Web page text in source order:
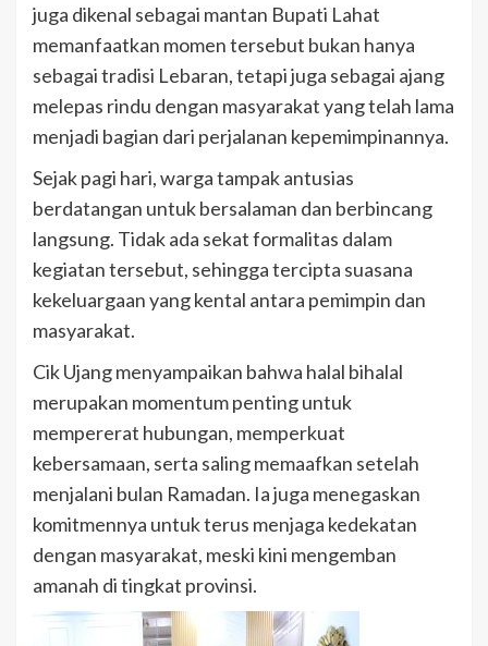
juga dikenal sebagai mantan Bupati Lahat
memanfaatkan momen tersebut bukan hanya
sebagai tradisi Lebaran, tetapi juga sebagai ajang
melepas rindu dengan masyarakat yang telah lama
menjadi bagian dari perjalanan kepemimpinannya.
Sejak pagi hari, warga tampak antusias
berdatangan untuk bersalaman dan berbincang
langsung. Tidak ada sekat formalitas dalam
kegiatan tersebut, sehingga tercipta suasana
kekeluargaan yang kental antara pemimpin dan
masyarakat.
Cik Ujang menyampaikan bahwa halal bihalal
merupakan momentum penting untuk
mempererat hubungan, memperkuat
kebersamaan, serta saling memaafkan setelah
menjalani bulan Ramadan. Ia juga menegaskan
komitmennya untuk terus menjaga kedekatan
dengan masyarakat, meski kini mengemban
amanah di tingkat provinsi.